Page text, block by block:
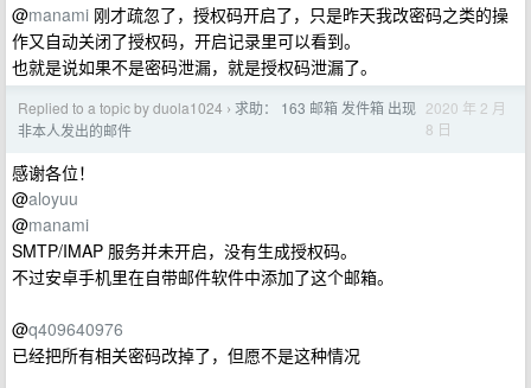
@manami 刚才疏忽了，授权码开启了，只是昨天我改密码之类的操
作又自动关闭了授权码，开启记录里可以看到。
也就是说如果不是密码泄漏，就是授权码泄漏了。
Replied to a topic by duola1024 › 求助： 163 邮箱 发件箱 出现
非本人发出的邮件
2020 年 2 月
8 日
感谢各位！
@aloyuu
@manami
SMTP/IMAP 服务并未开启，没有生成授权码。
不过安卓手机里在自带邮件软件中添加了这个邮箱。
@q409640976
已经把所有相关密码改掉了，但愿不是这种情况